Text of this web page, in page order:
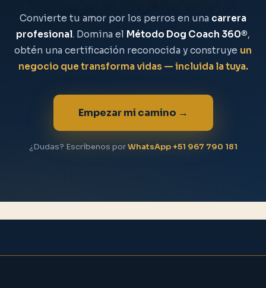
Convierte tu amor por los perros en una carrera
profesional. Domina el Método Dog Coach 360®,
obtén una certificación reconocida y construye un
negocio que transforma vidas — incluida la tuya.
Empezar mi camino →
¿Dudas? Escríbenos porWhatsApp +51 967 790 181